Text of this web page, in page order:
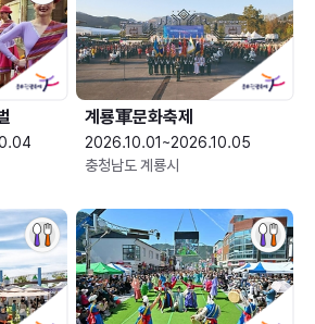
2026.10.01~2026.10.05
충청남도 계룡시